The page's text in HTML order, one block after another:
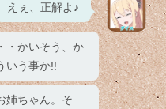
えぇ、正解よ♪
・かいそう、か
いう事か!!
姉ちゃん。そ